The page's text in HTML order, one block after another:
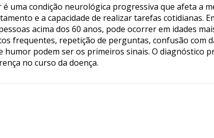
é uma condição neurológica progressiva que afeta a
e a capacidade de realizar tarefas cotidianas.
acima dos 60 anos, pode ocorrer em idades
frequentes, repetição de perguntas, confusão com
humor podem ser os primeiros sinais. O diagnóstico
no curso da doença.